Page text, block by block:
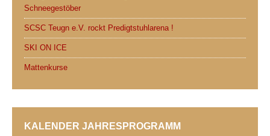
Schneegestöber
SCSC Teugn e.V. rockt Predigtstuhlarena !
SKI ON ICE
Mattenkurse
KALENDER JAHRESPROGRAMM